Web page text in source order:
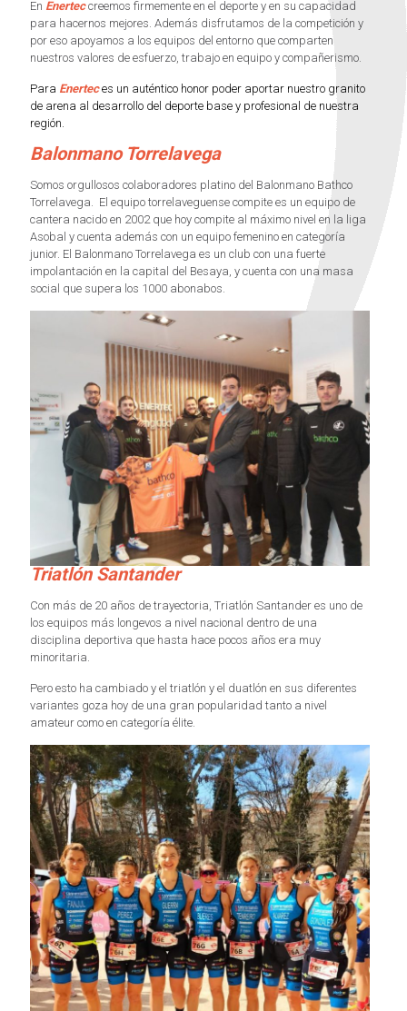
En Enerteccreemos firmemente en el deporte y en su capacidad
para hacernos mejores. Además disfrutamos de la competición y
por eso apoyamos a los equipos del entorno que comparten
nuestros valores de esfuerzo, trabajo en equipo y compañerismo.
Para Enerteces un auténtico honor poder aportar nuestro granito
de arena al desarrollo del deporte base y profesional de nuestra
región.
Balonmano Torrelavega
Somos orgullosos colaboradores platino del Balonmano Bathco
Torrelavega. El equipo torrelaveguense compite es un equipo de
cantera nacido en 2002 que hoy compite al máximo nivel en la liga
Asobal y cuenta además con un equipo femenino en categoría
junior. El Balonmano Torrelavega es un club con una fuerte
impolantación en la capital del Besaya, y cuenta con una masa
social que supera los 1000 abonabos.
Triatlón Santander
Con más de 20 años de trayectoria, Triatlón Santander es uno de
los equipos más longevos a nivel nacional dentro de una
disciplina deportiva que hasta hace pocos años era muy
minoritaria.
Pero esto ha cambiado y el triatlón y el duatlón en sus diferentes
variantes goza hoy de una gran popularidad tanto a nivel
amateur como en categoría élite.